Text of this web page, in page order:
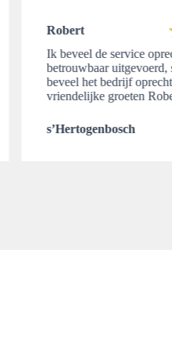
Robert
Ik beveel de service
betrouwbaar
beveel het bedrijf
vriendelijke groeten
s’Hertogenbosch